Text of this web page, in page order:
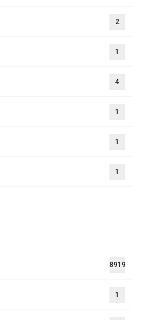
2
1
4
1
1
1
8919
1